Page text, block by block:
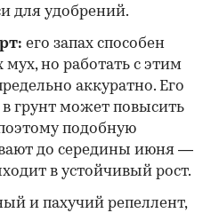
для удобрений.
его запах способен
мух, но работать с этим
аккуратно. Его
грунт может повысить
подобную
до середины июня —
в устойчивый рост.
и пахучий репеллент,